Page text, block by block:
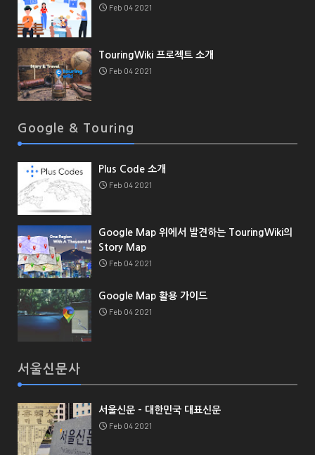
Feb 04 2021
TouringWiki 프로젝트 소개
Feb 04 2021
Google & Touring
Plus Code 소개
Feb 04 2021
Google Map 위에서 발견하는 TouringWiki의
Story Map
Feb 04 2021
Google Map 활용 가이드
Feb 04 2021
서울신문사
서울신문 - 대한민국 대표신문
Feb 04 2021